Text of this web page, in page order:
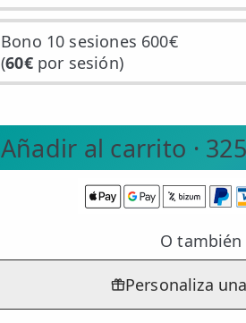
Bono 10 sesiones 600€
(60€por sesión)
Añadir al carrito · 325
O también
Personaliza